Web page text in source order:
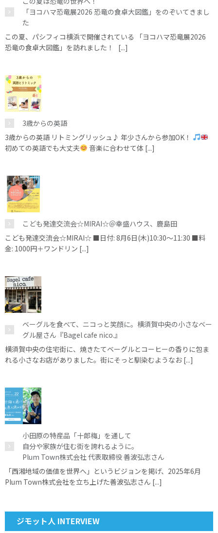
「ヨコハマ恐竜展2026 恐竜の食卓大図鑑」をのぞいてきまし
た
この夏、パシフィコ横浜で開催されている 「ヨコハマ恐竜展2026
恐竜の食卓大図鑑」を訪れました！ [...]
3歳からの英語
3歳からの英語 リトミングリッシュ♪ 年少さんから参加OK！
初めての英語でも大丈夫
音楽に合わせて体 [...]
こども発達交流会☆MIRAI☆＠幸盛ハウス、鹿島田
こども発達交流会☆MIRAI☆ ■日付: 8月6日(木)10:30～11:30 ■料
金: 1000円＋ワンドリン [...]
ベーグルを食べて、ニコっと笑顔に。横須賀中央の小さなベー
グル屋さん『Bagel cafe nico.』
横須賀中央の住宅街に、焼きたてベーグルとコーヒーの香りに包ま
れる小さなお店がありました。街にそっと馴染むようなお [...]
小田原の特産品「十郎梅」を通して
自分や家族が住む街を誇れるように。
Plum Town株式会社 代表取締役 善波弘志さん
「西湘地域の価値を世界へ」というビジョンを掲げ、2025年6月
Plum Town株式会社を立ち上げた善波弘志さん [...]
ジモット人 INTERVIEW